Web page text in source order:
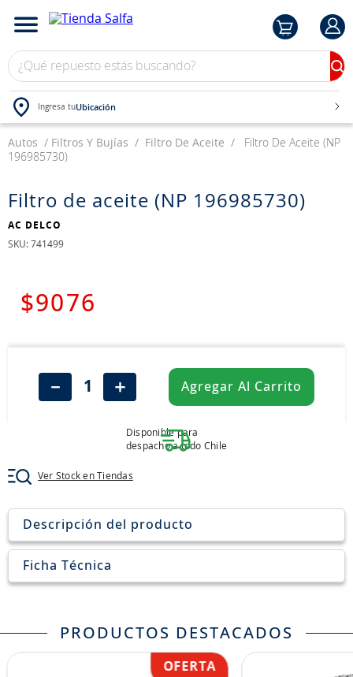
¿Qué repuesto estás buscando?
Ingresa tuUbicación
Autos Filtros Y Bujías Filtro De Aceite
Filtro De Aceite (NP
196985730)
Filtro de aceite (NP 196985730)
AC DELCO
: 741499
$9076
＋
－ Agregar Al Carrito
Disponible para
despacho a todo Chile
Ver Stock en Tiendas
Descripción del producto
Ficha Técnica
PRODUCTOS DESTACADOS
TÉRMINOS MÁS BUSCADOS
2.
neumáticos
3.
westlake
4
yokohama
6.
jockey
255